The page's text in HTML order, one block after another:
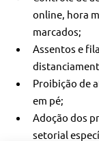
online, hora
marcados;
Assentos e
Proibição de
em pé;
Adoção dos
setorial